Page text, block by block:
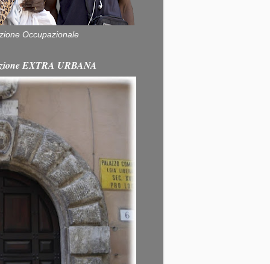
Occupazionale
EXTRA URBANA